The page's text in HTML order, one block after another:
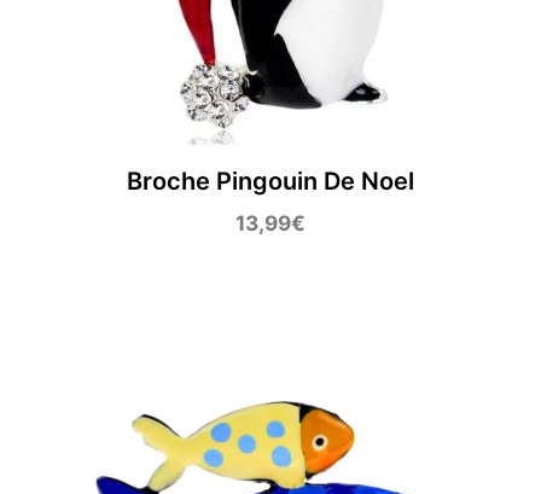
Broche Pingouin De Noel
13,99€